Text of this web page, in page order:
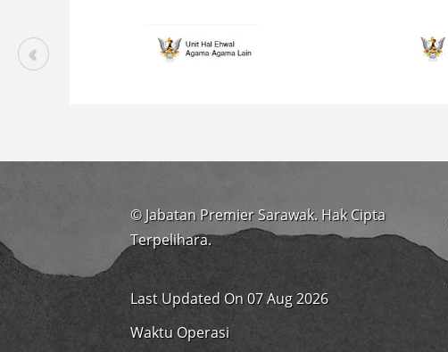
© Jabatan Premier Sarawak. Hak Cipta
Terpelihara.
Last Updated On 07 Aug 2026
Waktu Operasi